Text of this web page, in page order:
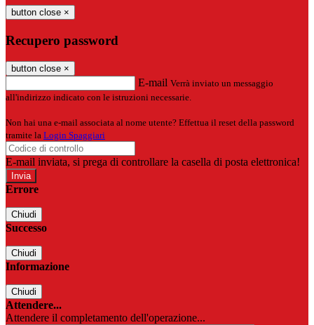
button close ×
Recupero password
button close ×
E-mail Verrà inviato un messaggio
all'indirizzo indicato con le istruzioni necessarie.
Non hai una e-mail associata al nome utente? Effettua il reset della password
tramite la Login Spaggiari
E-mail inviata, si prega di controllare la casella di posta elettronica!
Errore
Chiudi
Successo
Chiudi
Informazione
Chiudi
Attendere...
Attendere il completamento dell'operazione...